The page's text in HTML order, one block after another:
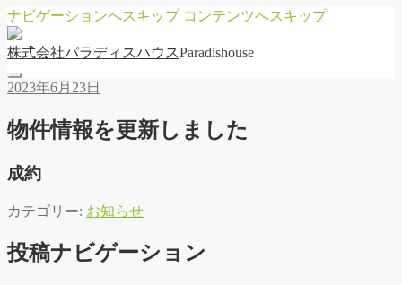
ナビゲーションへスキップ コンテンツへスキップ
株式会社パラディ スハウ スParadishouse
2023年6月23日
物件情報を更新しました
成約
カテゴリー: お知らせ
投稿ナビゲーション